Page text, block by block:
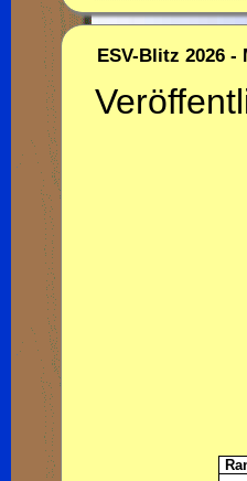
ESV-Blitz 2026 -